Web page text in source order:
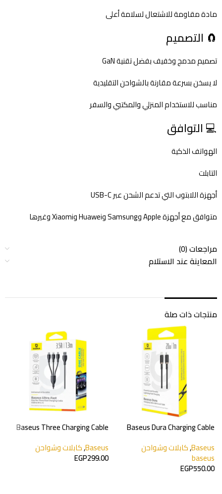
مادة مقاومة للاشتعال لسلامة أعلى
🧲 التصميم
تصميم مدمج وخفيف بفضل تقنية GaN
لا يسخن بسرعة مقارنة بالشواحن التقليدية
مناسب للاستخدام المنزلي والمكتبي والسفر
💻 التوافق
الهواتف الذكية
التابلت
أجهزة اللابتوب التي تدعم الشحن عبر USB-C
متوافق مع أجهزة Apple وSamsung وHuawei وXiaomi وغيرها
مراجعات (0)
المعاينة عند الاستلام
منتجات ذات صلة
Baseus Dura Charging Cable
Baseus
,كابلات وشواحن
baseus
EGP550.00
Baseus Three Charging Cable
Baseus
,كابلات وشواحن
EGP299.00